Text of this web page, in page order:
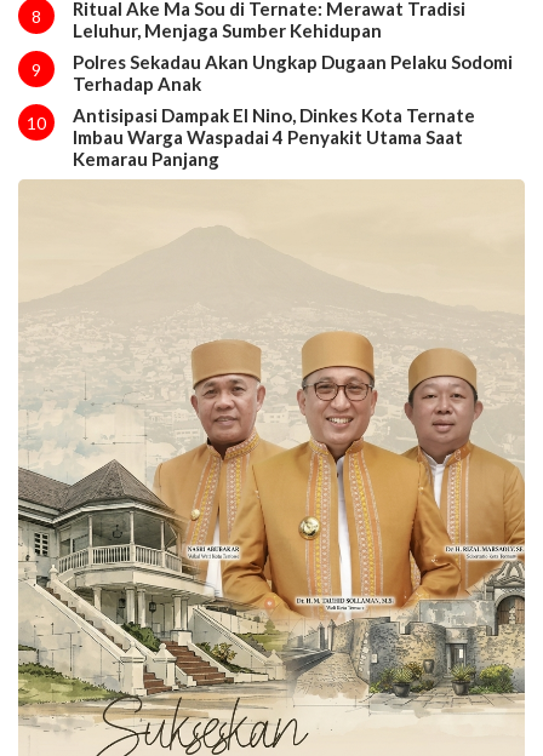
8
Ritual Ake Ma Sou di Ternate: Merawat Tradisi
Leluhur, Menjaga Sumber Kehidupan
9
Polres Sekadau Akan Ungkap Dugaan Pelaku Sodomi
Terhadap Anak
10
Antisipasi Dampak El Nino, Dinkes Kota Ternate
Imbau Warga Waspadai 4 Penyakit Utama Saat
Kemarau Panjang